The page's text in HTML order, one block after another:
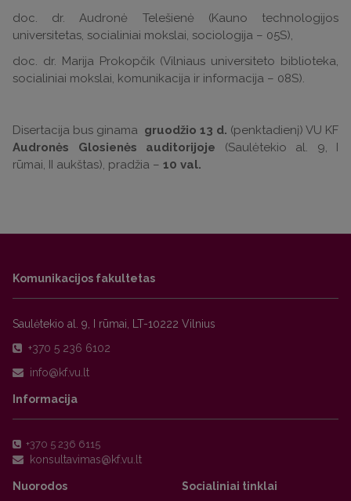
doc. dr. Audronė Telešienė (Kauno technologijos
universitetas, socialiniai mokslai, sociologija – 05S),
doc. dr. Marija Prokopčik (Vilniaus universiteto biblioteka,
socialiniai mokslai, komunikacija ir informacija – 08S).
Disertacija bus ginama gruodžio 13 d. (penktadienį) VU KF
Audronės Glosienės auditorijoje (Saulėtekio al. 9, I
rūmai, II aukštas), pradžia – 10 val.
Komunikacijos fakultetas
Saulėtekio al. 9, I rūmai, LT-10222 Vilnius
+370 5 236 6102
Informacija
+370 5 236 6115
Nuorodos Socialiniai tinklai